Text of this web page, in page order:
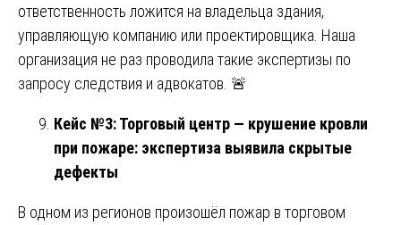
ответственность ложится на владельца здания,
управляющую компанию или проектировщика. Наша
организация не раз проводила такие экспертизы по
запросу следствия и адвокатов. 🚨
Кейс №3: Торговый центр — крушение кровли
при пожаре: экспертиза выявила скрытые
дефекты
В одном из регионов произошёл пожар в торговом